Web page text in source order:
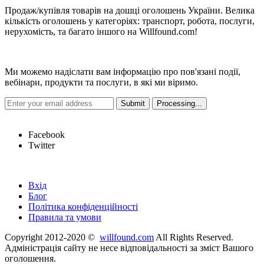
Продаж/купівля товарів на дошці оголошень України. Велика
кількість оголошень у категоріях: транспорт, робота, послуги,
нерухомість, та багато іншого на Willfound.com!
Ми можемо надіслати вам інформацію про пов'язані події,
вебінари, продукти та послуги, в які ми віримо.
Facebook
Twitter
Вхід
Блог
Політика конфіденційності
Правила та умови
Copyright 2012-2020 © willfound.com All Rights Reserved.
Адміністрація сайту не несе відповідальності за зміст Вашого
оголошення.